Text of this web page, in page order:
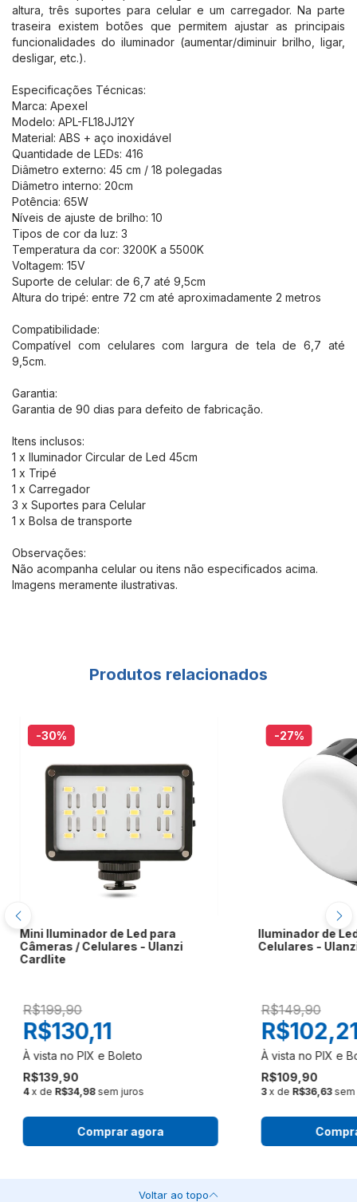
altura, três suportes para celular e um carregador. Na parte
traseira existem botões que permitem ajustar as principais
funcionalidades do iluminador (aumentar/diminuir brilho, ligar,
desligar, etc.).
Especificações Técnicas:
Marca: Apexel
Modelo: APL-FL18JJ12Y
Material: ABS + aço inoxidável
Quantidade de LEDs: 416
Diâmetro externo: 45 cm / 18 polegadas
Diâmetro interno: 20cm
Potência: 65W
Níveis de ajuste de brilho: 10
Tipos de cor da luz: 3
Temperatura da cor: 3200K a 5500K
Voltagem: 15V
Suporte de celular: de 6,7 até 9,5cm
Altura do tripé: entre 72 cm até aproximadamente 2 metros
Compatibilidade:
Compatível com celulares com largura de tela de 6,7 até
9,5cm.
Garantia:
Garantia de 90 dias para defeito de fabricação.
Itens inclusos:
1 x Iluminador Circular de Led 45cm
1 x Tripé
1 x Carregador
3 x Suportes para Celular
1 x Bolsa de transporte
Observações:
Não acompanha celular ou itens não especificados acima.
Imagens meramente ilustrativas.
Produtos relacionados
-30%
Mini Iluminador de Led para
Câmeras / Celulares - Ulanzi
Cardlite
R$199,90
R$139,90
R$130,11
4 x de R$34,98 sem juros
Comprar agora
-27%
Iluminador de
Celulares -
R$149,90
R$109,90
3 x de R$36,63 sem
Voltar ao topo